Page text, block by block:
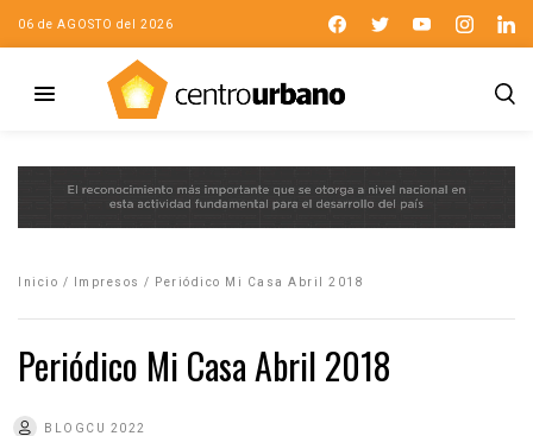
06 de AGOSTO del 2026
Inicio / Impresos / Periódico Mi Casa Abril 2018
Periódico Mi Casa Abril 2018
BLOGCU 2022